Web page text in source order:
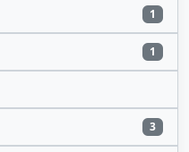
1
1
3